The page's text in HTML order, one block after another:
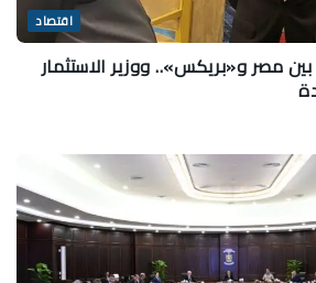
اقتصاد
بين مصر و«بريكس».. ووزير الاستثمار